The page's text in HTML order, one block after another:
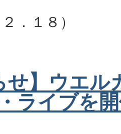
．１８）
せ】ウエル
ライブを